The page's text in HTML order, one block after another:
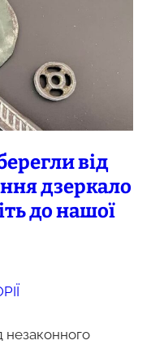
від
дзеркало
до нашої
незаконного